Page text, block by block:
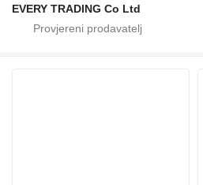
EVERY TRADING Co Ltd